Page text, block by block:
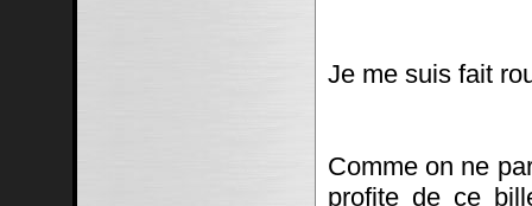
Je me suis fait
Comme on ne
profite de ce